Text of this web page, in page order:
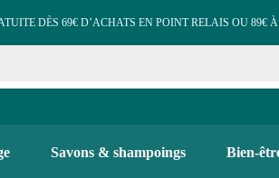
DÈS 69€ D’ACHATS EN POINT RELAIS OU 89€
Savons & shampoings Bien-